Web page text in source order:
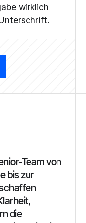
wirklich
Teamvon
biszur
die